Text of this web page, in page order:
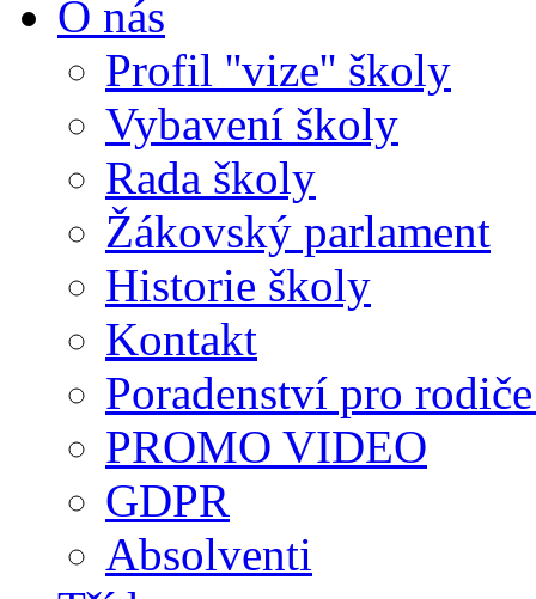
O nás
Profil ''vize'' školy
Vybavení školy
Rada školy
Žákovský parlament
Historie školy
Kontakt
Poradenství pro
PROMO VIDEO
GDPR
Absolventi